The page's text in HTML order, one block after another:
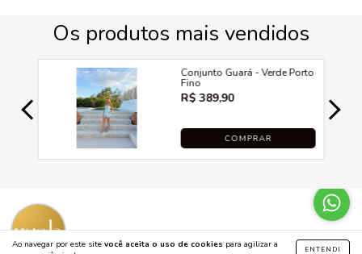
Ao navegar por este site você aceita o uso de cookies para agilizar a
ENTENDI